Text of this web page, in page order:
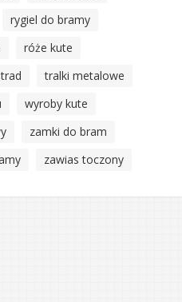
rygiel do bramy
róże kute
tralki metalowe
wyroby kute
zamki do bram
zawias toczony